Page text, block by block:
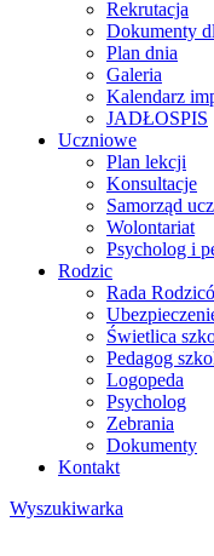
Rekrutacja
Dokumenty
Plan dnia
Galeria
Kalendarz
JADŁOSPIS
Uczniowe
Plan lekcji
Konsultacje
Samorząd
Wolontariat
Psycholog i
Rodzic
Rada
Świetlica
Pedagog
Logopeda
Psycholog
Zebrania
Dokumenty
Kontakt
Wyszukiwarka